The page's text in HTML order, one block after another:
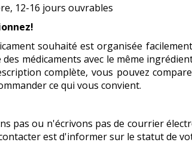
12-16 jours ouvrables
souhaité est organisée
médicaments avec le même
complète, vous pouvez
ce qui vous convient.
pas ou n'écrivons pas de courrier
est d'informer sur le statut de